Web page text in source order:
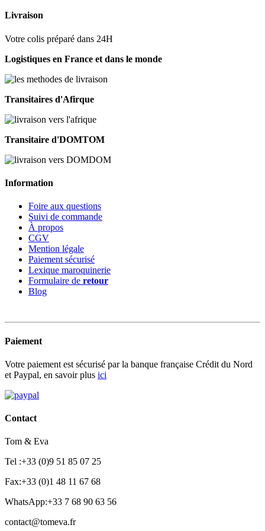
Livraison
Votre colis préparé dans 24H
Logistiques en France et dans le monde
Transitaires d'Afirque
Transitaire d'DOMTOM
Information
Foire aux questions
Suivi de commande
À propos
CGV
Mention légale
Paiement sécurisé
Lexique maroquinerie
Formulaire de retour
Blog
Paiement
Votre paiement est sécurisé par la banque française Crédit du Nord
et Paypal, en savoir plus ici
Contact
Tom & Eva
Tel :+33 (0)9 51 85 07 25
Fax:+33 (0)1 48 11 67 68
WhatsApp:+33 7 68 90 63 56
contact@tomeva.fr